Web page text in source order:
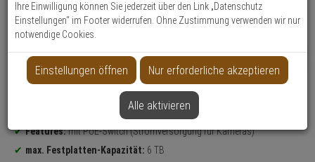
Suche
Produktmerkmale
NEU
(4K Ultra HD max. Bildauflösung)
Features:mit PoE-Switch (Stromversorgung für Kameras)
max. Festplatten-Kapazität: 6 TB
Ihre Einwilligung können Sie jederzeit über den Link „Datenschutz
Einstellungen“ im Footer widerrufen. Ohne Zustimmung verwenden wir nur
notwendige Cookies.
Einstellungen öffnen Nur erforderliche akzeptieren
Alle aktivieren